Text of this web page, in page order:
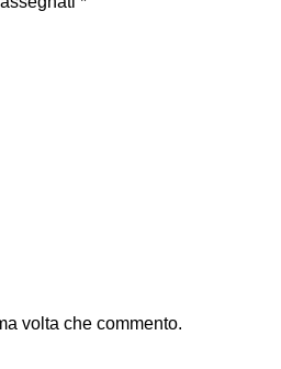
volta che commento.